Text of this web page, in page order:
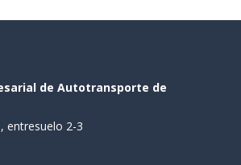
de Autotransporte de
entresuelo 2-3